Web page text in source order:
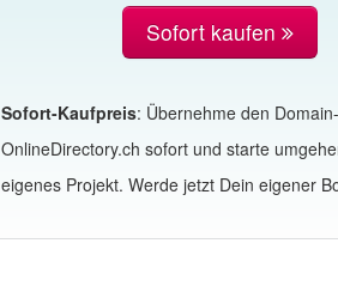
Sofort kaufen
Sofort-Kaufpreis: Übernehme den
OnlineDirectory.ch sofort und starte
eigenes Projekt. Werde jetzt Dein eigener